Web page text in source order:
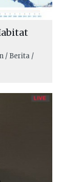
/ Berita /